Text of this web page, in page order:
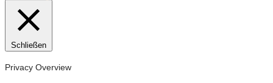
Schließen
Privacy Overview